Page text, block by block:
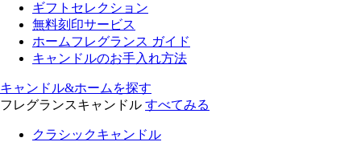
ギフトセレクション
無料刻印サービス
ホームフレグランス ガイド
キャンドルのお手入れ方法
キャンドル&ホームを探す
フレグランスキャンドル すべてみる
クラシックキャンドル